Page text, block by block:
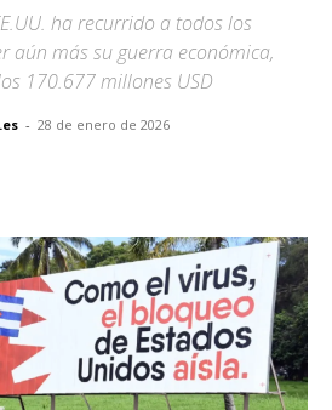
ha recurrido a todos los
aún más su guerra económica,
170.677 millones USD
- 28 de enero de 2026